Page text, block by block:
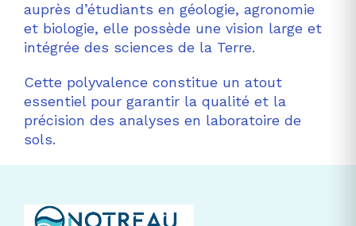
auprès d’étudiants en géologie, agronomie
et biologie, elle possède une vision large et
intégrée des sciences de la Terre.
Cette polyvalence constitue un atout
essentiel pour garantir la qualité et la
précision des analyses en laboratoire de
sols.